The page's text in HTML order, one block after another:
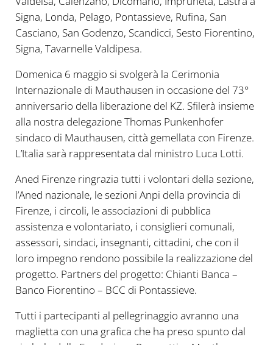
Signa, Londa, Pelago, Pontassieve, Rufina, San
Casciano, San Godenzo, Scandicci, Sesto Fiorentino,
Signa, Tavarnelle Valdipesa.
Domenica 6 maggio si svolgerà la Cerimonia
Internazionale di Mauthausen in occasione del 73°
anniversario della liberazione del KZ. Sfilerà insieme
alla nostra delegazione Thomas Punkenhofer
sindaco di Mauthausen, città gemellata con Firenze.
L’Italia sarà rappresentata dal ministro Luca Lotti.
Aned Firenze ringrazia tutti i volontari della sezione,
l’Aned nazionale, le sezioni Anpi della provincia di
Firenze, i circoli, le associazioni di pubblica
assistenza e volontariato, i consiglieri comunali,
assessori, sindaci, insegnanti, cittadini, che con il
loro impegno rendono possibile la realizzazione del
progetto. Partners del progetto: Chianti Banca –
Banco Fiorentino – BCC di Pontassieve.
Tutti i partecipanti al pellegrinaggio avranno una
maglietta con una grafica che ha preso spunto dal